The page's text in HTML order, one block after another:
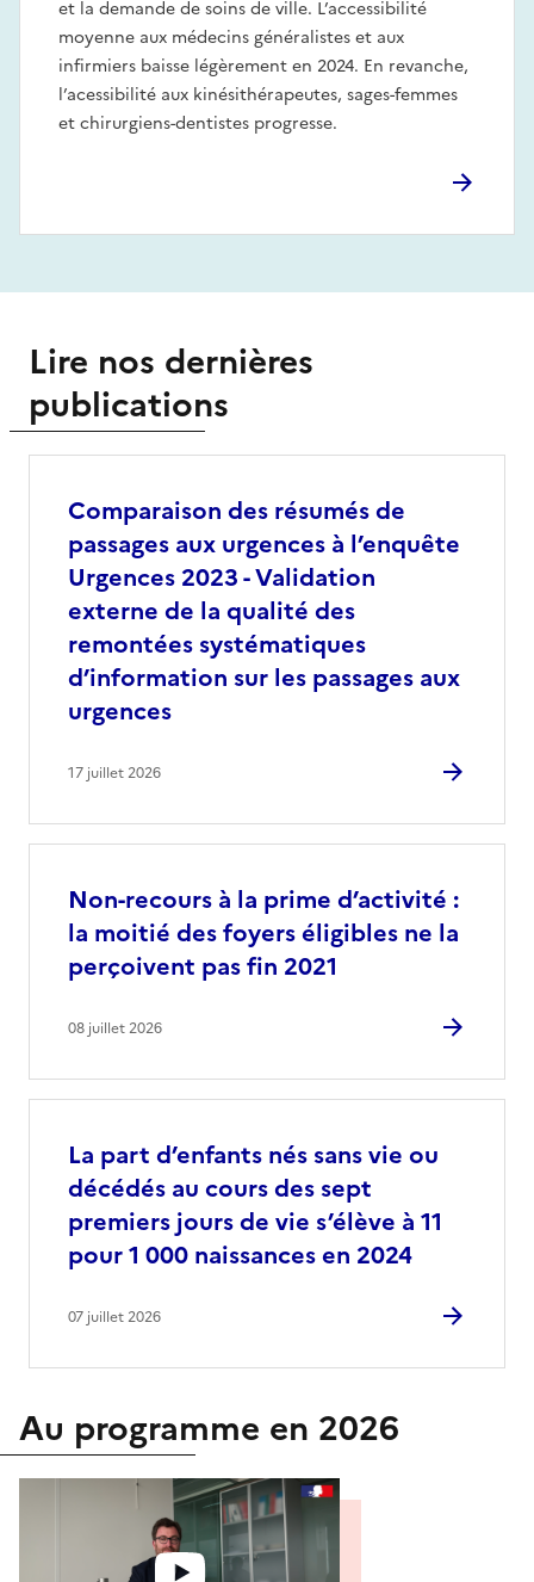
et la demande de soins de ville. L’accessibilité
moyenne aux médecins généralistes et aux
infirmiers baisse légèrement en 2024. En revanche,
l’acessibilité aux kinésithérapeutes, sages-femmes
et chirurgiens-dentistes progresse.
Lire nos dernières
publications
Comparaison des résumés de
passages aux urgences à l’enquête
Urgences 2023 - Validation
externe de la qualité des
remontées systématiques
d’information sur les passages aux
urgences
17 juillet 2026
Non-recours à la prime d’activité :
la moitié des foyers éligibles ne la
perçoivent pas fin 2021
08 juillet 2026
La part d’enfants nés sans vie ou
décédés au cours des sept
premiers jours de vie s’élève à 11
pour 1 000 naissances en 2024
07 juillet 2026
Au programme en 2026